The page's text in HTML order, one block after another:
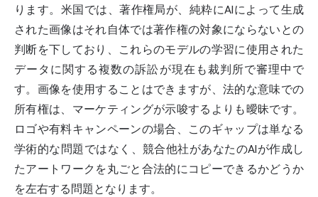
ります。米国では、著作権局が、純粋にAIによって生成
された画像はそれ自体では著作権の対象にならないとの
判断を下しており、これらのモデルの学習に使用された
データに関する複数の訴訟が現在も裁判所で審理中で
す。画像を使用することはできますが、法的な意味での
所有権は、マーケティングが示唆するよりも曖昧です。
ロゴや有料キャンペーンの場合、このギャップは単なる
学術的な問題ではなく、競合他社があなたのAIが作成し
たアートワークを丸ごと合法的にコピーできるかどうか
を左右する問題となります。